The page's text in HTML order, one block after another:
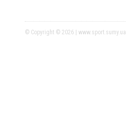
© Copyright © 2026 | www.sport.sumy.ua